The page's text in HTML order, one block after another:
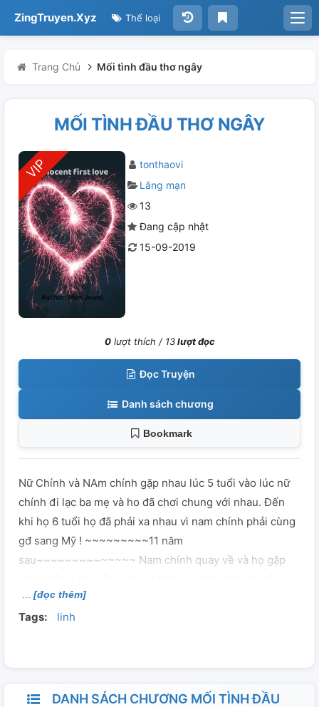
ZingTruyen.Xyz Thể loại
Trang Chủ Mối tình đầu thơ ngây
MỐI TÌNH ĐẦU THƠ NGÂY
tonthaovi
Lãng mạn
13
Đang cập nhật
15-09-2019
0lượt thích / 13lượt đọc
Đọc Truyện
Danh sách chương
Bookmark
Nữ Chính và NAm chính gặp nhau lúc 5 tuổi vào lúc nữ
chính đi lạc ba mẹ và ho đã chơi chung với nhau. Đến
khi họ 6 tuổi họ đã phải xa nhau vì nam chính phải cùng
gđ sang Mỹ ! ~~~~~~~~~11 năm
sau~~~~~~~~~~~~~~ Nam chính quay về và họ gặp
thành kẻ thù của nhau! Sau những biến cố không biết
họ có thể đến với nhau k tarrrr???? Nếu muốn biết kết
[đọc thêm]
Tags: linh
DANH SÁCH CHƯƠNG MỐI TÌNH ĐẦU